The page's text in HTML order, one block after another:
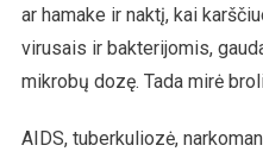
ar hamake ir naktį, kai
virusais ir bakterijomis,
mikrobų dozę. Tada mirė
AIDS, tuberkuliozė,